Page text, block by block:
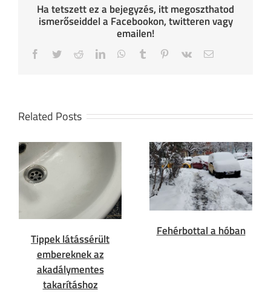
Ha tetszett ez a bejegyzés, itt megoszthatod
ismerőseiddel a Facebookon, twitteren vagy
emailen!
Facebook
TwitterRedditLinkedInWhatsApp
Tumblr Pinterest
Vk Email
Related Posts
Tippek látássérült
embereknek az
akadálymentes
takarításhoz
Fehérbottal a hóban